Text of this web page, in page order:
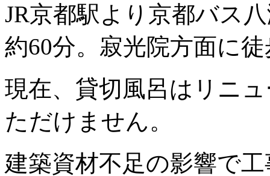
JR京都駅より京都バス
約60分。寂光院方面に
現在、貸切風呂はリニ
ただけません。
建築資材不足の影響で